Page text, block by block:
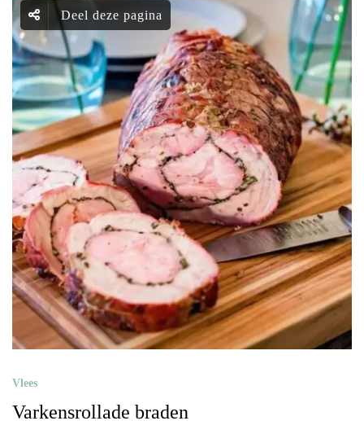
Deel deze pagina
Vlees
Varkensrollade braden